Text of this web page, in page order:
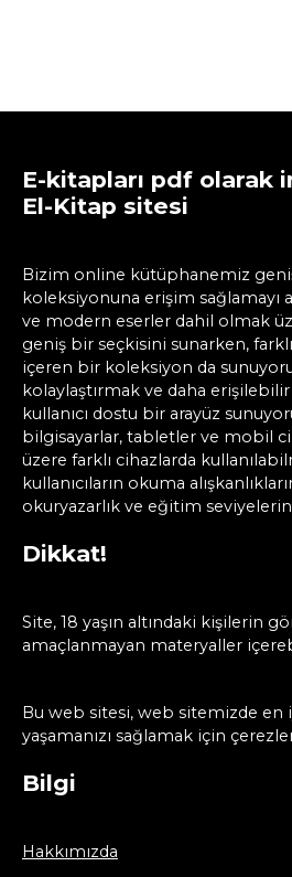
E-kitapları pdf olarak
El-Kitap sitesi
Bizim online kütüphanemiz
koleksiyonuna erişim sağlamayı
ve modern eserler dahil olmak
geniş bir seçkisini sunarken,
içeren bir koleksiyon da
kolaylaştırmak ve daha
kullanıcı dostu bir arayüz
bilgisayarlar, tabletler ve mobil
üzere farklı cihazlarda
kullanıcıların okuma
okuryazarlık ve eğitim
Dikkat!
Site, 18 yaşın altındaki kişilerin
amaçlanmayan materyaller
Bu web sitesi, web sitemizde en
yaşamanızı sağlamak için
Bilgi
Hakkımızda